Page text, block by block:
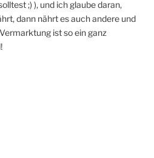
;) ), und ich glaube daran,
dann nährt es auch andere und
ist so ein ganz